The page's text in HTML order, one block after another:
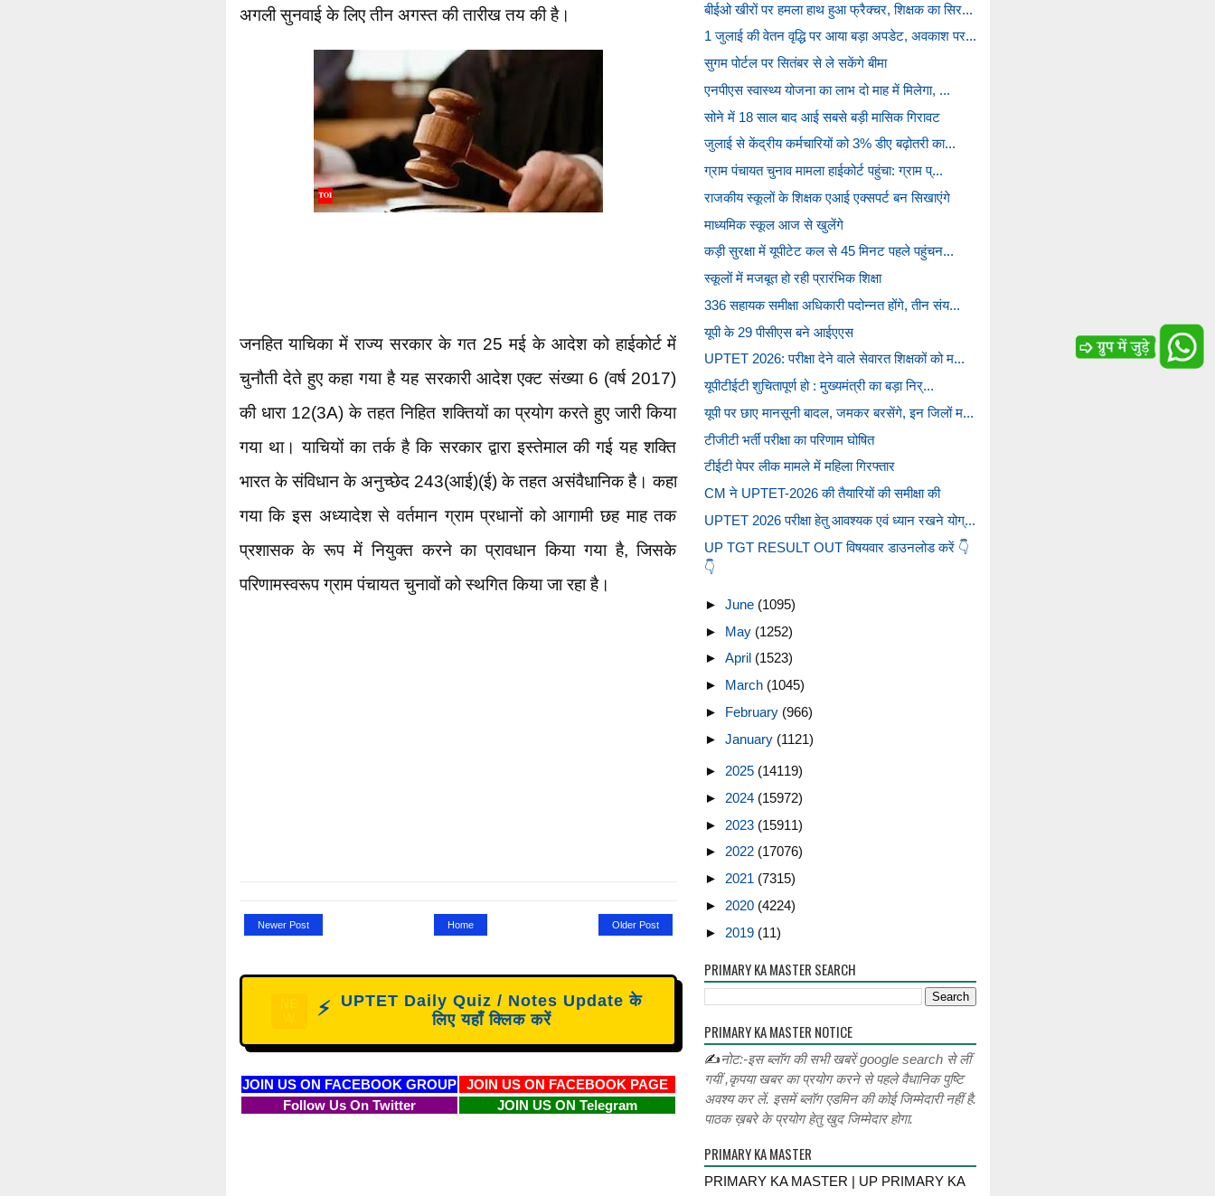
अगली सुनवाई के लिए तीन अगस्त की तारीख तय की है।
जनहित याचिका में राज्य सरकार के गत 25 मई के आदेश को हाईकोर्ट में
चुनौती देते हुए कहा गया है यह सरकारी आदेश एक्ट संख्या 6 (वर्ष 2017)
की धारा 12(3A) के तहत निहित शक्तियों का प्रयोग करते हुए जारी किया
गया था। याचियों का तर्क है कि सरकार द्वारा इस्तेमाल की गई यह शक्ति
भारत के संविधान के अनुच्छेद 243(आई)(ई) के तहत असंवैधानिक है। कहा
गया कि इस अध्यादेश से वर्तमान ग्राम प्रधानों को आगामी छह माह तक
प्रशासक के रूप में नियुक्त करने का प्रावधान किया गया है, जिसके
परिणामस्वरूप ग्राम पंचायत चुनावों को स्थगित किया जा रहा है।
Newer Post Older Post
Home
⚡
UPTET Daily Quiz / Notes Update के
लिए यहाँ क्लिक करें
JOIN US ON FACEBOOK GROUP
JOIN US ON FACEBOOK PAGE
Follow Us On Twitter
JOIN US ON Telegram
बीईओ खीरों पर हमला हाथ हुआ फ्रैक्चर, शिक्षक का सिर...
1 जुलाई की वेतन वृद्धि पर आया बड़ा अपडेट, अवकाश पर...
सुगम पोर्टल पर सितंबर से ले सकेंगे बीमा
एनपीएस स्वास्थ्य योजना का लाभ दो माह में मिलेगा, ...
सोने में 18 साल बाद आई सबसे बड़ी मासिक गिरावट
जुलाई से केंद्रीय कर्मचारियों को 3% डीए बढ़ोतरी का...
ग्राम पंचायत चुनाव मामला हाईकोर्ट पहुंचा: ग्राम प्...
राजकीय स्कूलों के शिक्षक एआई एक्सपर्ट बन सिखाएंगे
माध्यमिक स्कूल आज से खुलेंगे
कड़ी सुरक्षा में यूपीटेट कल से 45 मिनट पहले पहुंचन...
स्कूलों में मजबूत हो रही प्रारंभिक शिक्षा
336 सहायक समीक्षा अधिकारी पदोन्नत होंगे, तीन संय...
यूपी के 29 पीसीएस बने आईएएस
UPTET 2026: परीक्षा देने वाले सेवारत शिक्षकों को म...
यूपीटीईटी शुचितापूर्ण हो : मुख्यमंत्री का बड़ा निर्...
यूपी पर छाए मानसूनी बादल, जमकर बरसेंगे, इन जिलों म...
टीजीटी भर्ती परीक्षा का परिणाम घोषित
टीईटी पेपर लीक मामले में महिला गिरफ्तार
CM ने UPTET-2026 की तैयारियों की समीक्षा की
UPTET 2026 परीक्षा हेतु आवश्यक एवं ध्यान रखने योग्...
UP TGT RESULT OUT विषयवार डाउनलोड करें 👇
👇
► June (1095)
► May (1252)
► April (1523)
► March (1045)
► February (966)
► January (1121)
► 2025 (14119)
► 2024 (15972)
► 2023 (15911)
► 2022 (17076)
► 2021 (7315)
► 2020 (4224)
► 2019 (11)
PRIMARY KA MASTER SEARCH
PRIMARY KA MASTER NOTICE
✍नोट:-इस ब्लॉग की सभी खबरें google search से लीं
गयीं ,कृपया खबर का प्रयोग करने से पहले वैधानिक पुष्टि
अवश्य कर लें. इसमें ब्लॉग एडमिन की कोई जिम्मेदारी नहीं है.
पाठक ख़बरे के प्रयोग हेतु खुद जिम्मेदार होगा.
PRIMARY KA MASTER
PRIMARY KA MASTER | UP PRIMARY KA